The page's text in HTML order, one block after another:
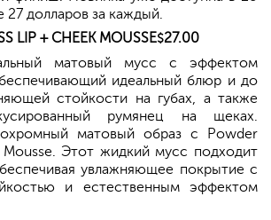
27 долларов за каждый.
LIP + CHEEK MOUSSE$27.00
матовый мусс с эффектом
идеальный блюр и до
стойкости на губах, а также
румянец на щеках.
матовый образ с Powder
Этот жидкий мусс подходит
увлажняющее покрытие с
и естественным эффектом